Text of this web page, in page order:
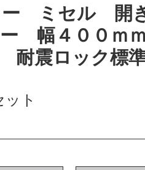
ー ミセル 開
幅４００ｍ
震ロック標
ット